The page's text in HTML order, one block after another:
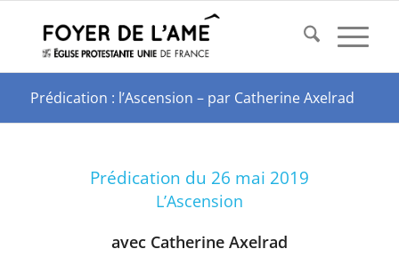
Prédication : l’Ascension – par Catherine Axelrad
Prédication du 26 mai 2019
L’Ascension
avec Catherine Axelrad